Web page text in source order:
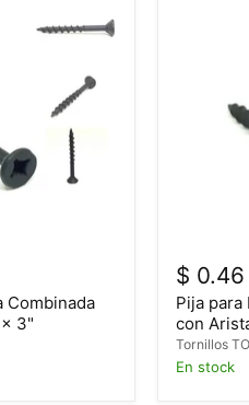
Combinada
3"
$ 0.46
Pija para
con
Tornillos
En stock